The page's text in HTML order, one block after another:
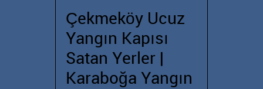
Çekmeköy Ucuz
Yangın Kapısı
Satan Yerler |
Karaboğa Yangın